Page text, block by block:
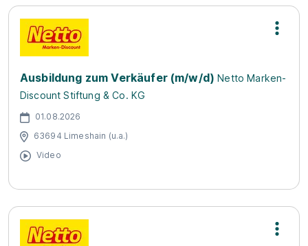
Ausbildung zum Verkäufer (m/w/d) Netto Marken-
Discount Stiftung & Co. KG
01.08.2026
63694 Limeshain (u.a.)
Video